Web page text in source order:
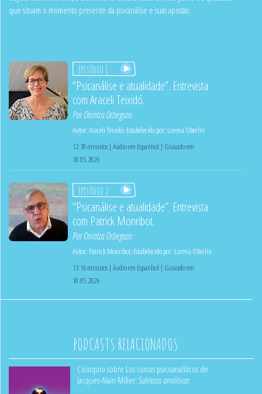
que situam o momento presente da psicanálise e suas apostas.
Episódio 1
“Psicanálise e atualidade”. Entrevista
com Araceli Teixidó.
PorOnintza Orbegozo
Autor:Araceli Teixidó; Estabelecido por: Lorena Oberlin
12:38 minutos | Áudio em Espanhol | Gravado em
10.05.2026
Episódio 2
“Psicanálise e atualidade”. Entrevista
com Patrick Monribot.
PorOnintza Orbegozo
Autor: Patrick Monribot; Estabelecido por: Lorena Oberlin
13:16 minutos | Áudio em Espanhol | Gravado em
10.05.2026
PODCASTS RELACIONADOS
Coloquio sobre Los cursos psicoanalíticos de
Jacques-Alain Miller: Sutilezas analíticas